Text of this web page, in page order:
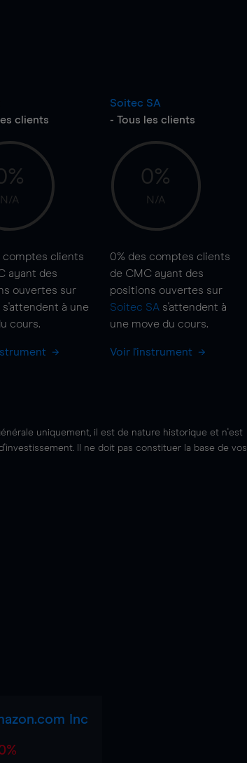
clients
N/A
comptes clients
ayant des
ouvertes sur
s'attendent à une
cours.
Soitec SA
- Tous les clients
0%
N/A
0% des comptes clients
de CMC ayant des
positions ouvertes sur
Soitec SA s'attendent à
une move du cours.
Voir l'instrument
uniquement, il est de nature historique et n'est
Il ne doit pas constituer la base de vos
Inc